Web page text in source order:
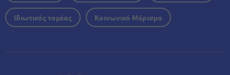
Ιδιωτικός τομέας Κοινωνικό Μέρισμα